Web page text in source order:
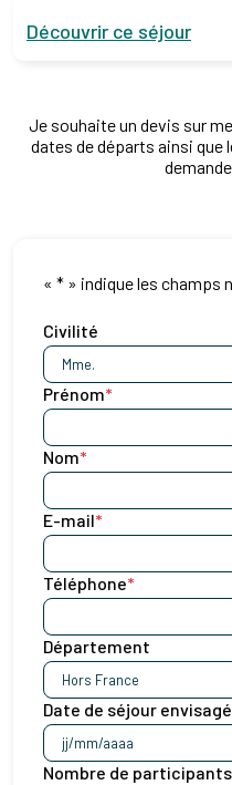
Découvrir ce séjour
Je souhaite un devis sur
dates de départs ainsi
« * » indique les champs
Civilité
Prénom*
Nom*
E-mail*
Téléphone*
Département
Date de séjour
Nombre de participants